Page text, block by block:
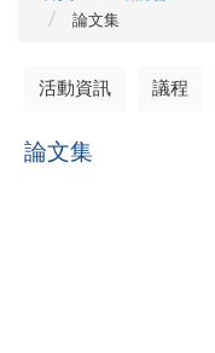
論文集
活動資訊 議程
論文集